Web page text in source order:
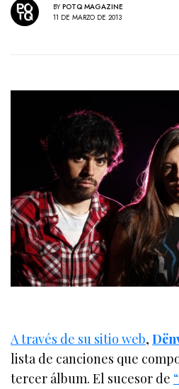
BY POTQ MAGAZINE
11 DE MARZO DE 2013
A través de su sitio web,
lista de canciones que
tercer álbum. El sucesor de